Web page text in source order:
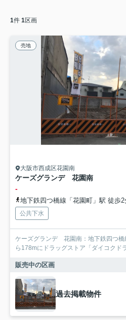
1件 1区画
売地
大阪市西成区花園南
ケーズグランデ 花園南
-
地下鉄四つ橋線「花園町」駅 徒歩2
公共下水
ケーズグランデ 花園南：地下鉄四つ橋
ら178mにドラッグストア「ダイコクド
販売中の区画
過去掲載物件